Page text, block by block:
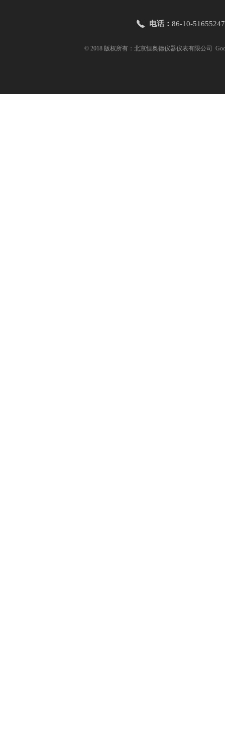
电话： 86-10-51655247
© 2018 版权所有：北京恒奥德仪器仪表有限公司